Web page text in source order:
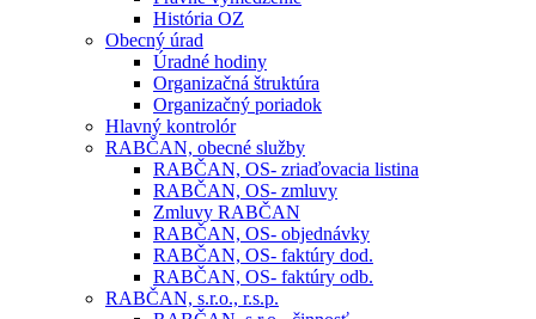
História OZ
Obecný úrad
Úradné hodiny
Organizačná štruktúra
Organizačný poriadok
Hlavný kontrolór
RABČAN, obecné služby
RABČAN, OS- zriaďovacia listina
RABČAN, OS- zmluvy
Zmluvy RABČAN
RABČAN, OS- objednávky
RABČAN, OS- faktúry dod.
RABČAN, OS- faktúry odb.
RABČAN, s.r.o., r.s.p.